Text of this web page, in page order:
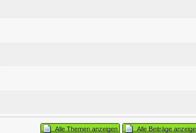
Alle Beiträge
Alle Themen anzeigen